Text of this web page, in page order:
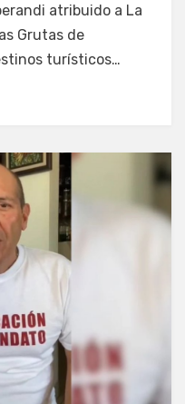
atribuido a La
Grutas de
turísticos…